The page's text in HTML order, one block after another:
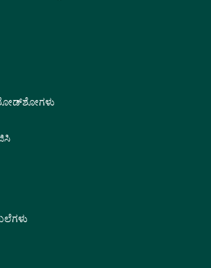
ರೋಡ್‌ಶೋಗಳು